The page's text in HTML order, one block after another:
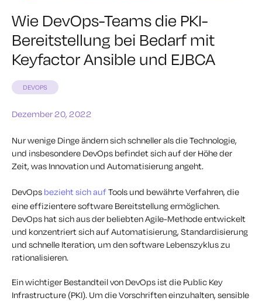
Wie DevOps-Teams die PKI-
Bereitstellung bei Bedarf mit
Keyfactor Ansible und EJBCA
DEVOPS
Dezember 20, 2022
Nur wenige Dinge ändern sich schneller als die Technologie,
und insbesondere DevOps befindet sich auf der Höhe der
Zeit, was Innovation und Automatisierung angeht.
DevOps bezieht sich aufTools und bewährte Verfahren, die
eine effizientere software Bereitstellung ermöglichen.
DevOps hat sich aus der beliebten Agile-Methode entwickelt
und konzentriert sich auf Automatisierung, Standardisierung
und schnelle Iteration, um den software Lebenszyklus zu
rationalisieren.
Ein wichtiger Bestandteil von DevOps ist die Public Key
Infrastructure (PKI). Um die Vorschriften einzuhalten, sensible